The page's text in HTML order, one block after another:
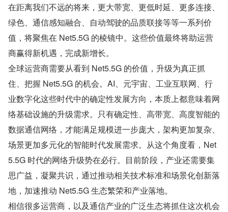
在距离我们不远的将来，更大带宽、更低时延、更多连接、
绿色、通信感知融合、自动驾驶的品质联接等等一系列价
值，将聚焦在 Net5.5G 的棱镜中。这些价值最终将助运营
商赢得新机遇，完成新增长。
全球运营商需要从看到 Net5.5G 的价值，升级为真正抓
住、把握 Net5.5G 的机会。AI、元宇宙、工业互联网、行
业数字化这些时代中的确定性发展方向，本质上都意味着网
络基础设施的升级需求。只有确定性、高带宽、高度智能的
数据通信网络，才能满足规模进一步庞大，架构更加复杂、
场景更加多元化的智能时代发展需求。从这个角度看，Net
5.5G 时代的网络升级势在必行。目前阶段，产业还需要集
思广益，凝聚共识，通过推动相关技术标准和场景化创新落
地，加速推动 Net5.5G 生态繁荣和产业落地。
相信很多运营商，以及通信产业的广泛生态将抓住这次机会